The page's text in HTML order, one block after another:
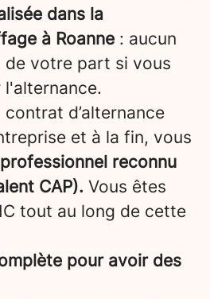
dans la
à Roanne : aucun
votre part si vous
d’alternance
et à la fin, vous
reconnu
CAP). Vous êtes
tout au long de cette
pour avoir des